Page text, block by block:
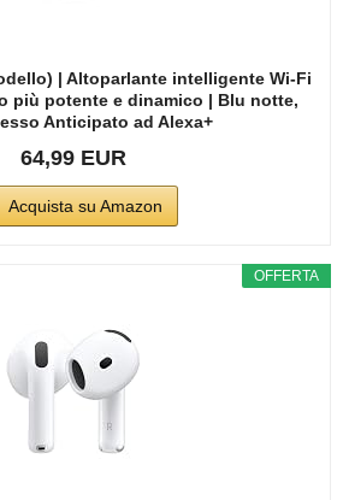
| Altoparlante intelligente Wi-Fi
più potente e dinamico | Blu notte,
Anticipato ad Alexa+
64,99 EUR
Acquista su Amazon
OFFERTA